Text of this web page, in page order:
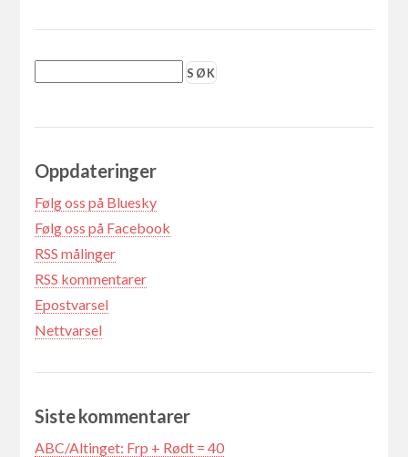
Oppdateringer
Følg oss på Bluesky
Følg oss på Facebook
RSS målinger
RSS kommentarer
Epostvarsel
Nettvarsel
Siste kommentarer
ABC/Altinget: Frp + Rødt = 40